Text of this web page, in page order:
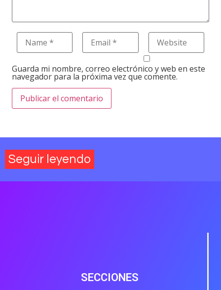
Guarda mi nombre, correo electrónico y web en este
navegador para la próxima vez que comente.
Seguir leyendo
SECCIONES